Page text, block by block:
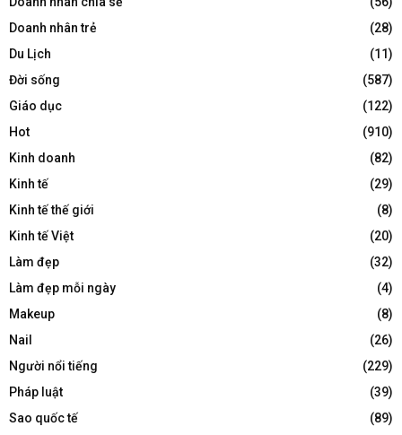
Doanh nhân trẻ
(28)
Du Lịch
(11)
Đời sống
(587)
Giáo dục
(122)
Hot
(910)
Kinh doanh
(82)
Kinh tế
(29)
Kinh tế thế giới
(8)
Kinh tế Việt
(20)
Làm đẹp
(32)
Làm đẹp mỗi ngày
(4)
Makeup
(8)
Nail
(26)
Người nổi tiếng
(229)
Pháp luật
(39)
Sao quốc tế
(89)